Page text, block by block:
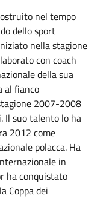
nel tempo
dello sport
nella stagione
con coach
della sua
al fianco
2007-2008
Il suo talento lo ha
2012 come
polacca. Ha
in
ha conquistato
Coppa dei